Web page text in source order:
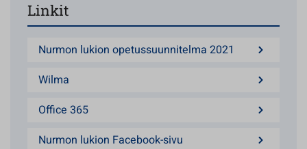
Linkit
Nurmon lukion opetussuunnitelma 2021
Wilma
Office 365
Nurmon lukion Facebook-sivu